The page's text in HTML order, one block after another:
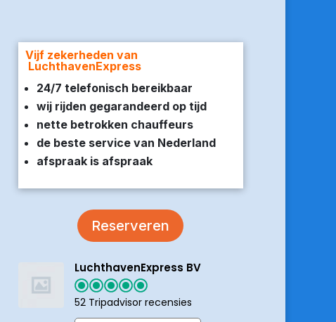
Vijf zekerheden van
LuchthavenExpress
24/7 telefonisch bereikbaar
wij rijden gegarandeerd op tijd
nette betrokken chauffeurs
de beste service van Nederland
afspraak is afspraak
Reserveren
LuchthavenExpress BV
52 Tripadvisor recensies